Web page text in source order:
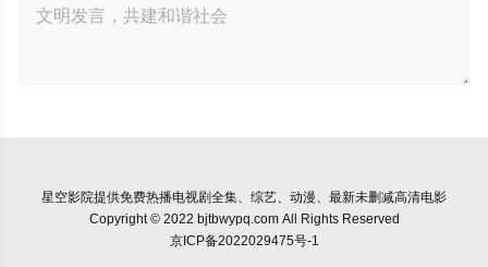
星空影院提供免费热播电视剧全集、综艺、动漫、最新未删减高清电影
Copyright © 2022 bjtbwypq.com All Rights Reserved
京ICP备2022029475号-1